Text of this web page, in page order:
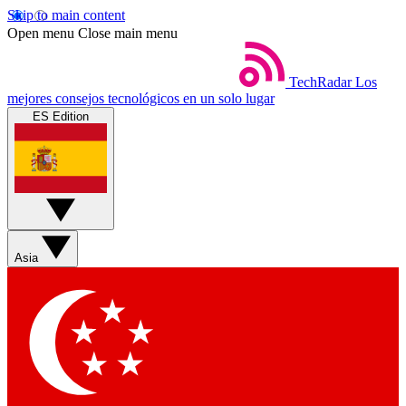
Skip to main content
Open menu Close main menu
TechRadar Los
mejores consejos tecnológicos en un solo lugar
ES Edition
Asia